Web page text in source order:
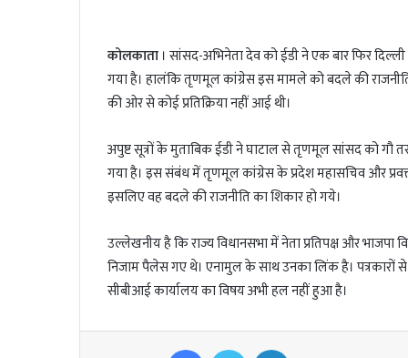
कोलकाता । सांसद-अभिनेता देव को ईडी ने एक बार फिर
गया है। हालंकि तृणमूल कांग्रेस इस मामले को बदले की
की ओर से कोई प्रतिक्रिया नहीं आई थी।
अपुष्ट सूत्रों के मुताबिक ईडी ने घाटाल से तृणमूल सांसद को गौ
गया है। इस संबंध में तृणमूल कांग्रेस के प्रदेश महासचिव और
इसलिए वह बदले की राजनीति का शिकार हो गये।
उल्लेखनीय है कि राज्य विधानसभा में नेता प्रतिपक्ष और
निजाम पैलेस गए थे। एनामुल के साथ उनका लिंक है।
सीबीआई कार्यालय का विषय अभी हल नहीं हुआ है।